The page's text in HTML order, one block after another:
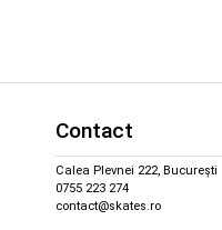
Contact
Calea Plevnei 222, București
0755 223 274
contact@skates.ro